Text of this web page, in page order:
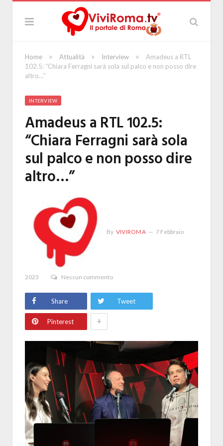
Home » Attualità » Interview »
Amadeus a RTL
102.5: “Chiara Ferragni sarà sola sul palco e non posso dire
altro…”
INTERVIEW
Amadeus a RTL 102.5:
“Chiara Ferragni sarà sola
sul palco e non posso dire
altro…”
By VIVIROMA 7 Febbraio
2023 Nessun commento
Share Tweet
Pinterest +